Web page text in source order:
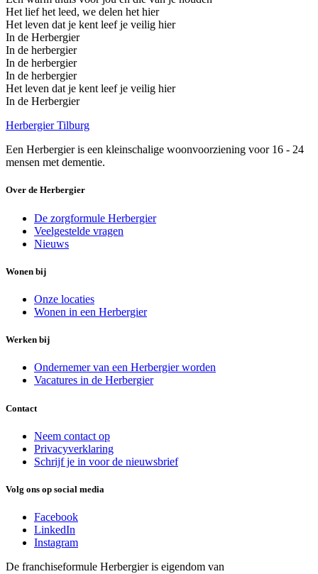
Het lief het leed, we delen het hier
Het leven dat je kent leef je veilig hier
In de Herbergier
In de herbergier
In de herbergier
In de herbergier
Het leven dat je kent leef je veilig hier
In de Herbergier
Herbergier Tilburg
Een Herbergier is een kleinschalige woonvoorziening voor 16 - 24
mensen met dementie.
Over de Herbergier
De zorgformule Herbergier
Veelgestelde vragen
Nieuws
Wonen bij
Onze locaties
Wonen in een Herbergier
Werken bij
Ondernemer van een Herbergier worden
Vacatures in de Herbergier
Contact
Neem contact op
Privacyverklaring
Schrijf je in voor de nieuwsbrief
Volg ons op social media
Facebook
LinkedIn
Instagram
De franchiseformule Herbergier is eigendom van